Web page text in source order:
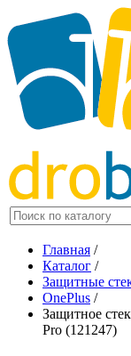
Главная /
Каталог /
Защитные
OnePlus /
Защитное
Pro (121247)